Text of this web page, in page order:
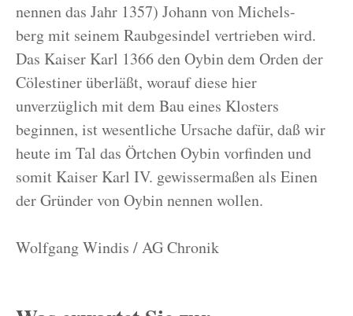
nennen das Jahr 1357) Johann von Michels-
berg mit seinem Raubgesindel vertrieben wird.
Das Kaiser Karl 1366 den Oybin dem Orden der
Cölestiner überläßt, worauf diese hier
unverzüglich mit dem Bau eines Klosters
beginnen, ist wesentliche Ursache dafür, daß wir
heute im Tal das Örtchen Oybin vorfinden und
somit Kaiser Karl IV. gewissermaßen als Einen
der Gründer von Oybin nennen wollen.
Wolfgang Windis / AG Chronik